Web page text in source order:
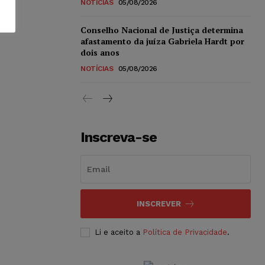
NOTÍCIAS 05/08/2026
Conselho Nacional de Justiça determina
afastamento da juíza Gabriela Hardt por
dois anos
NOTÍCIAS 05/08/2026
Inscreva-se
INSCREVER
Li e aceito a Política de Privacidade.